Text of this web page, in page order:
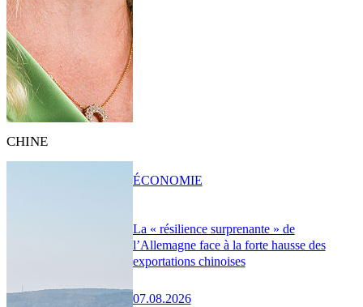
CHINE
La « résilience surprenante » de
l’Allemagne face à la forte hausse des
exportations chinoises
07.08.2026
ÉCONOMIE